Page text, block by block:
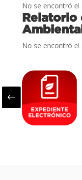
No se encontró el
Relatorio
No se encontró el
#